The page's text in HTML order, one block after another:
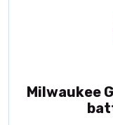
Milwaukee